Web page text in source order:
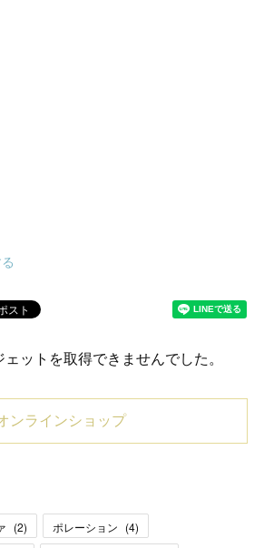
ットを取得できませんでした。
ンラインショップ
(2) ポレーション (4)